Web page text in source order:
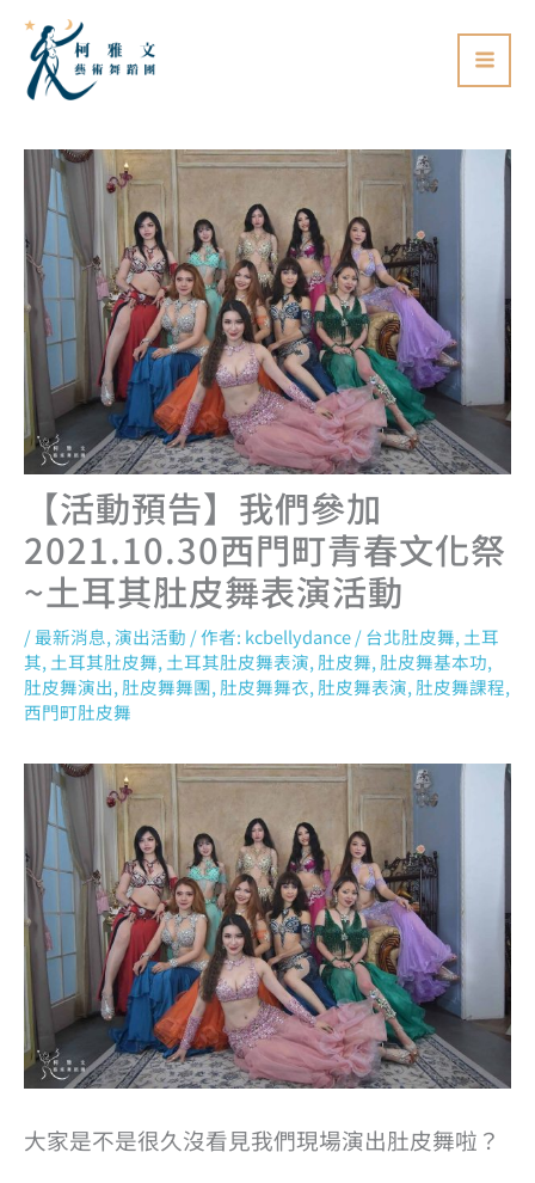
【活動預告】我們參加
2021.10.30西門町青春文化祭
~土耳其肚皮舞表演活動
/最新消息,演出活動 / 作者: kcbellydance/台北肚皮舞, 土耳
其, 土耳其肚皮舞, 土耳其肚皮舞表演, 肚皮舞, 肚皮舞基本功,
肚皮舞演出, 肚皮舞舞團, 肚皮舞舞衣, 肚皮舞表演, 肚皮舞課程,
西門町肚皮舞
大家是不是很久沒看見我們現場演出肚皮舞啦？